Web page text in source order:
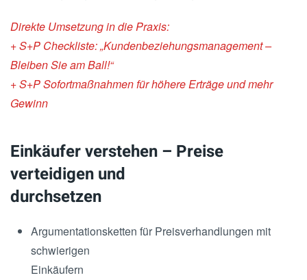
Direkte Umsetzung in die Praxis:
+ S+P Checkliste: „Kundenbeziehungsmanagement –
Bleiben Sie am Ball!“
+ S+P Sofortmaßnahmen für höhere Erträge und mehr
Gewinn
Einkäufer verstehen – Preise
verteidigen und
durchsetzen
Argumentationsketten für Preisverhandlungen mit
schwierigen
Einkäufern